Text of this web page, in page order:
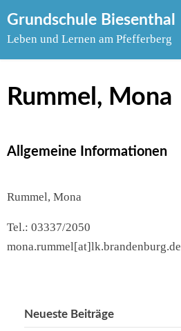
to
Grundschule Biesenthal
Leben und Lernen am Pfefferberg
Rummel, Mona
Allgemeine Informationen
Rummel, Mona
Tel.: 03337/2050
mona.rummel[at]lk.brandenburg.de
Neueste Beiträge